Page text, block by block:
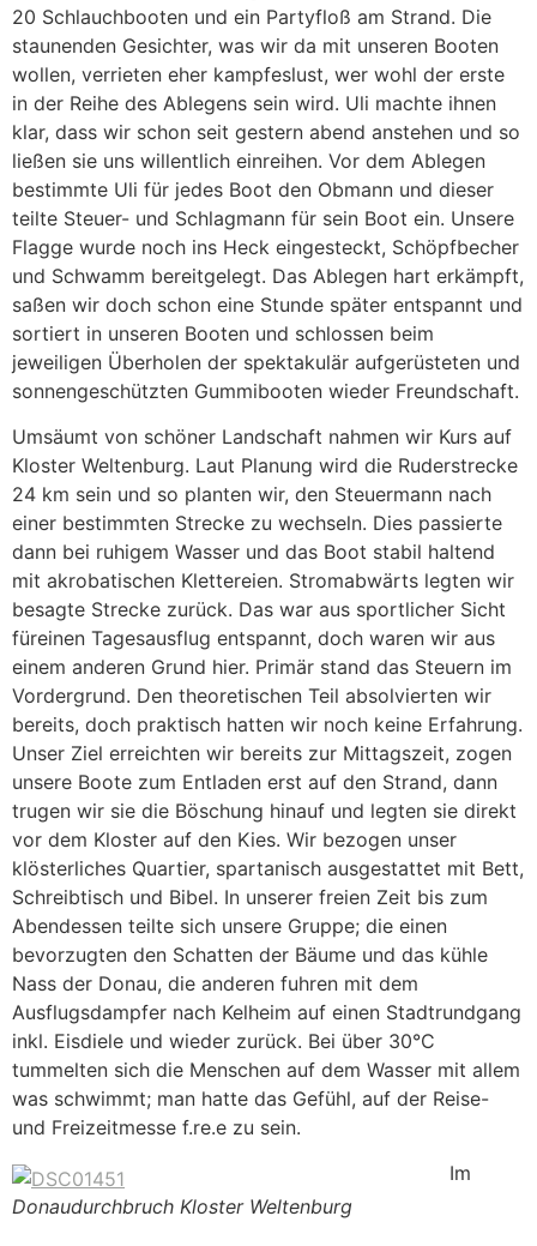
20 Schlauchbooten und ein Partyfloß am Strand. Die
staunenden Gesichter, was wir da mit unseren Booten
wollen, verrieten eher kampfeslust, wer wohl der erste
in der Reihe des Ablegens sein wird. Uli machte ihnen
klar, dass wir schon seit gestern abend anstehen und so
ließen sie uns willentlich einreihen. Vor dem Ablegen
bestimmte Uli für jedes Boot den Obmann und dieser
teilte Steuer- und Schlagmann für sein Boot ein. Unsere
Flagge wurde noch ins Heck eingesteckt, Schöpfbecher
und Schwamm bereitgelegt. Das Ablegen hart erkämpft,
saßen wir doch schon eine Stunde später entspannt und
sortiert in unseren Booten und schlossen beim
jeweiligen Überholen der spektakulär aufgerüsteten und
sonnengeschützten Gummibooten wieder Freundschaft.
Umsäumt von schöner Landschaft nahmen wir Kurs auf
Kloster Weltenburg. Laut Planung wird die Ruderstrecke
24 km sein und so planten wir, den Steuermann nach
einer bestimmten Strecke zu wechseln. Dies passierte
dann bei ruhigem Wasser und das Boot stabil haltend
mit akrobatischen Klettereien. Stromabwärts legten wir
besagte Strecke zurück. Das war aus sportlicher Sicht
füreinen Tagesausflug entspannt, doch waren wir aus
einem anderen Grund hier. Primär stand das Steuern im
Vordergrund. Den theoretischen Teil absolvierten wir
bereits, doch praktisch hatten wir noch keine Erfahrung.
Unser Ziel erreichten wir bereits zur Mittagszeit, zogen
unsere Boote zum Entladen erst auf den Strand, dann
trugen wir sie die Böschung hinauf und legten sie direkt
vor dem Kloster auf den Kies. Wir bezogen unser
klösterliches Quartier, spartanisch ausgestattet mit Bett,
Schreibtisch und Bibel. In unserer freien Zeit bis zum
Abendessen teilte sich unsere Gruppe; die einen
bevorzugten den Schatten der Bäume und das kühle
Nass der Donau, die anderen fuhren mit dem
Ausflugsdampfer nach Kelheim auf einen Stadtrundgang
inkl. Eisdiele und wieder zurück. Bei über 30°C
tummelten sich die Menschen auf dem Wasser mit allem
was schwimmt; man hatte das Gefühl, auf der Reise-
und Freizeitmesse f.re.e zu sein.
Donaudurchbruch Kloster Weltenburg
Im